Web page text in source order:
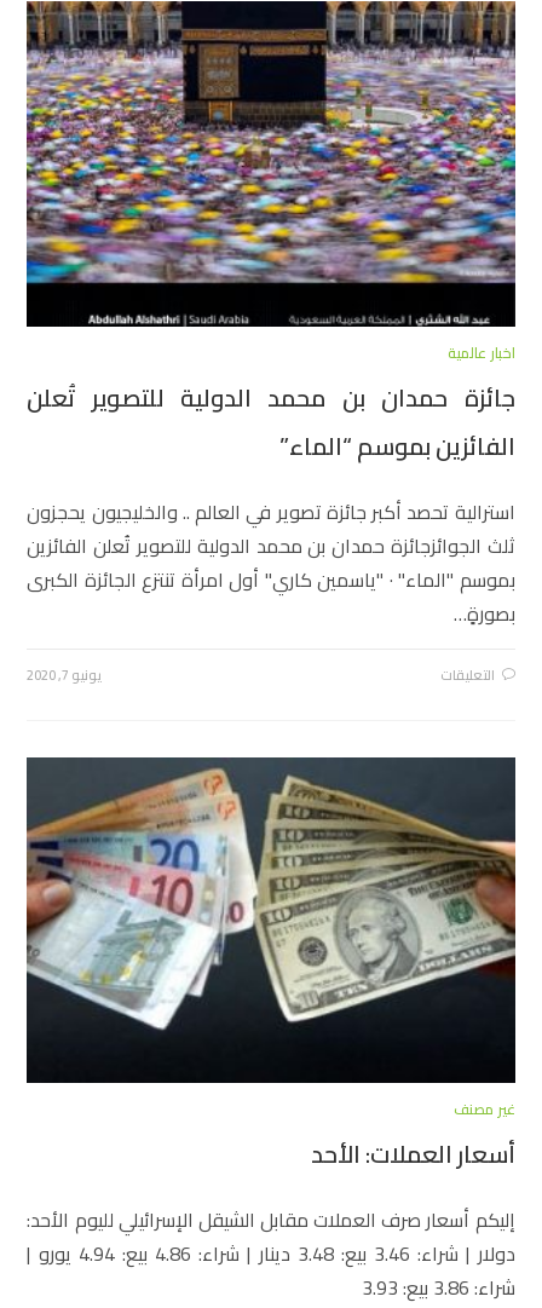
اخبار عالمية
جائزة حمدان بن محمد الدولية للتصوير تُعلن
الفائزين بموسم “الماء”
استرالية تحصد أكبر جائزة تصوير في العالم .. والخليجيون يحجزون
ثلث الجوائزجائزة حمدان بن محمد الدولية للتصوير تُعلن الفائزين
بموسم "الماء" · "ياسمين كاري" أول امرأة تنتزع الجائزة الكبرى
بصورةٍ…
التعليقات يونيو 7, 2020
غير مصنف
أسعار العملات: الأحد
إليكم أسعار صرف العملات مقابل الشيقل الإسرائيلي لليوم الأحد:
دولار | شراء: 3.46 بيع: 3.48 دينار | شراء: 4.86 بيع: 4.94 يورو |
شراء: 3.86 بيع: 3.93